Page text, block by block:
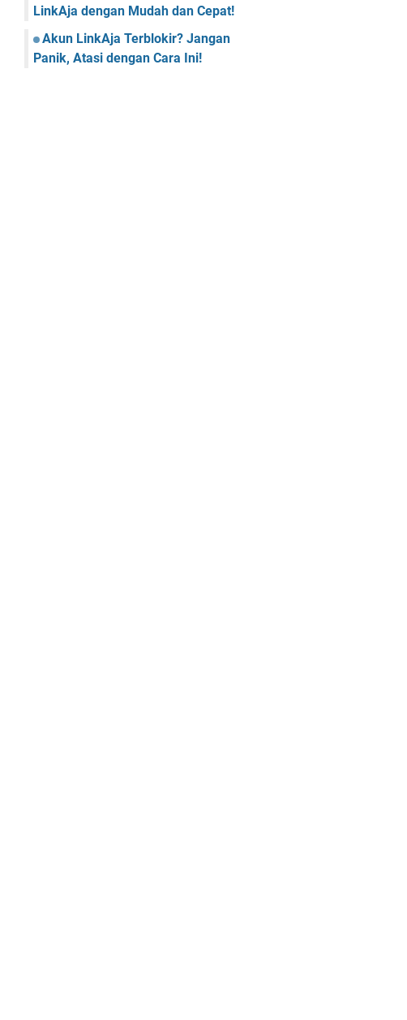
LinkAja dengan Mudah dan Cepat!
Akun LinkAja Terblokir? Jangan
Panik, Atasi dengan Cara Ini!